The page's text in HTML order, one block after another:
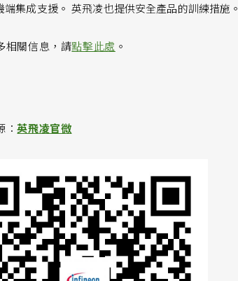
端集成支援。 英飛凌也提供安全產品的訓練措施。
相關信息，請點擊此處 。
：英飛凌官微